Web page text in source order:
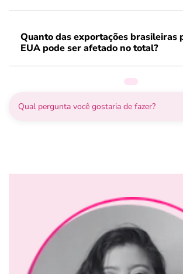
Quanto das exportações brasileiras
EUA pode ser afetado no total?